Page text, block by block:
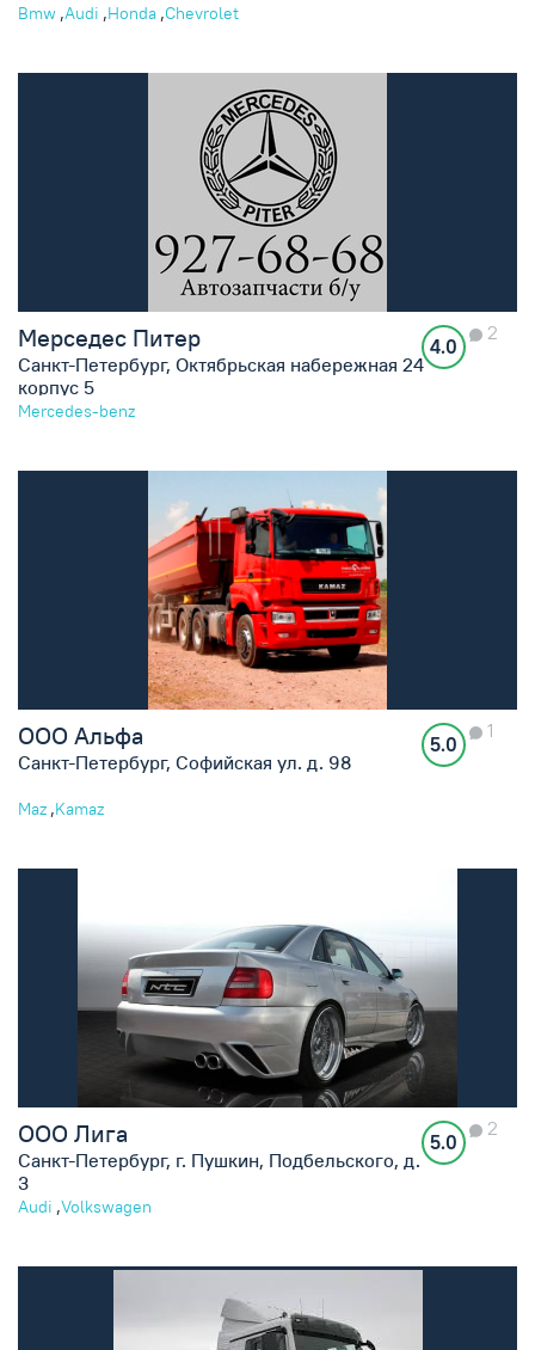
Bmw ,Audi ,Honda ,Chevrolet
Мерседес Питер
Санкт-Петербург, Октябрьская набережная 24
корпус 5
4.0
2
Mercedes-benz
ООО Альфа
Санкт-Петербург, Софийская ул. д. 98
5.0
1
Maz ,Kamaz
ООО Лига
Санкт-Петербург, г. Пушкин, Подбельского, д.
3
5.0
2
Audi ,Volkswagen